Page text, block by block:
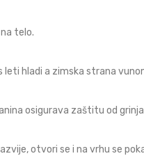
telo.
hladi a zimska strana
osigurava zaštitu od
otvori se i na vrhu se